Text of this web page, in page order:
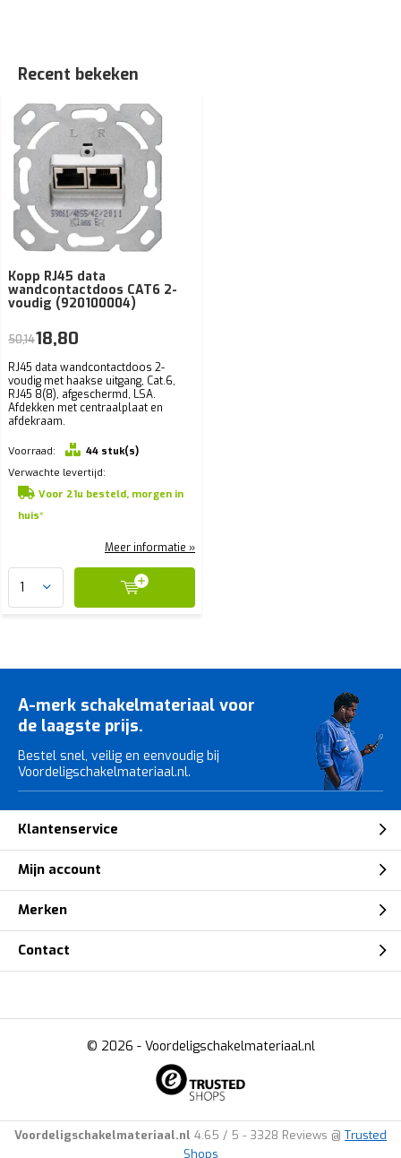
Recent bekeken
Kopp RJ45 data
wandcontactdoos CAT6 2-
voudig (920100004)
RJ45 data wandcontactdoos 2-
voudig met haakse uitgang, Cat.6,
RJ45 8(8), afgeschermd, LSA.
Afdekken met centraalplaat en
afdekraam.
Voorraad:
44 stuk(s)
Verwachte levertijd:
Voor 21u besteld, morgen in
huis*
50,1418,80
Meer informatie »
A-merk schakelmateriaal voor
de laagste prijs.
Bestel snel, veilig en eenvoudig bij
Voordeligschakelmateriaal.nl.
Klantenservice
Mijn account
Merken
Contact
© 2026 - Voordeligschakelmateriaal.nl
Voordeligschakelmateriaal.nl 4.65 / 5 - 3328 Reviews @ Trusted
Shops